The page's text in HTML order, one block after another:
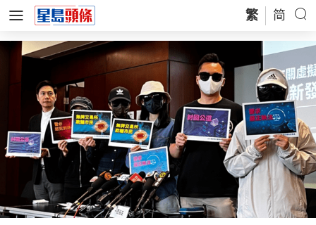
繁 简